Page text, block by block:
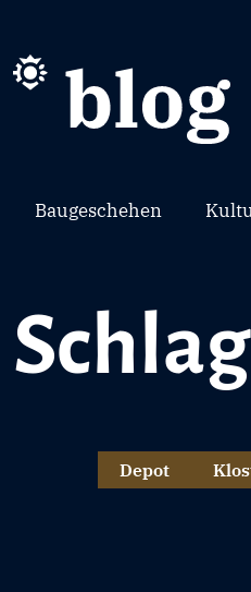
Baugeschehen
Depot